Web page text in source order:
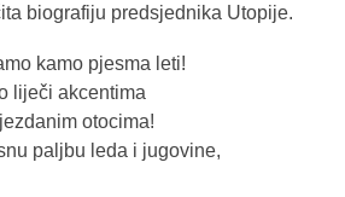
biografiju predsjednika Utopije.
kamo pjesma leti!
liječi akcentima
otocima!
paljbu leda i jugovine,